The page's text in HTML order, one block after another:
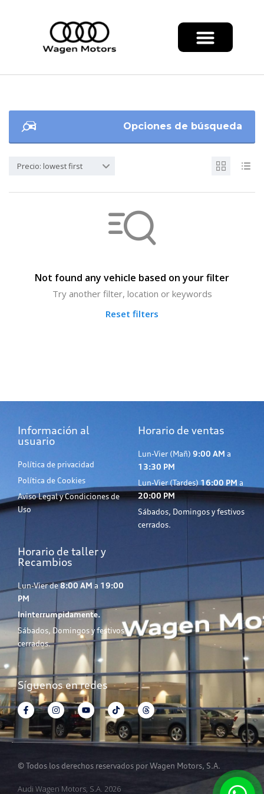
Opciones de búsqueda
Precio: lowest first
Not found any vehicle based on your filter
Try another filter, location or keywords
Reset filters
Información al
usuario
Política de privacidad
Política de Cookies
Aviso Legal y Condiciones de
Uso
Horario de ventas
Lun-Vier (Mañ) 9:00 AM a
13:30 PM
Lun-Vier (Tardes) 16:00 PM a
20:00 PM
Sábados, Domingos y festivos
cerrados.
Horario de taller y
Recambios
Lun-Vier de8:00 AM a 19:00
PM
Ininterrumpidamente.
Sábados, Domingos y festivos
cerrados.
Síguenos en redes
© Todos los derechos reservados por Wagen Motors, S.A.
Audi Wagen Motors, S.A. 2026